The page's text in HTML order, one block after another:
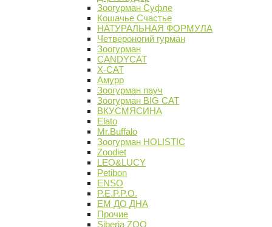
Зоогурман Суфле
Кошачье Счастье
НАТУРАЛЬНАЯ ФОРМУЛА
Четвероногий гурман
Зоогурман
CANDYCAT
X-CAT
Амурр
Зоогурман пауч
Зоогурман BIG CAT
ВКУСМЯСИНА
Elato
Mr.Buffalo
Зоогурман HOLISTIC
Zoodiet
LEO&LUCY
Petibon
ENSO
P.E.P.P.O.
ЕМ ДО ДНА
Прочие
Siberia ZOO